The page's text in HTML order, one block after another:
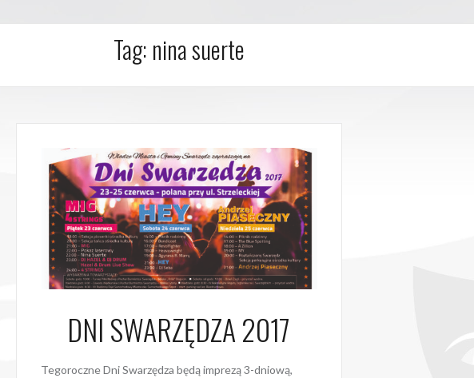
Tag: nina suerte
DNI SWARZĘDZA 2017
Tegoroczne Dni Swarzędza będą imprezą 3-dniową,